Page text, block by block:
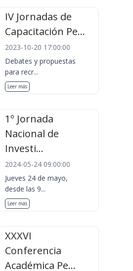
IV Jornadas de
Capacitación Pe...
2023-10-20 17:00:00
Debates y propuestas
para recr...
Leer más
1º Jornada
Nacional de
Investi...
2024-05-24 09:00:00
Jueves 24 de mayo,
desde las 9...
Leer más
XXXVI
Conferencia
Académica Pe...